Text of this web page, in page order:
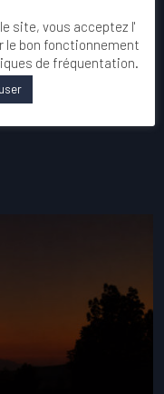
site, vous acceptez l'
le bon fonctionnement
de fréquentation.